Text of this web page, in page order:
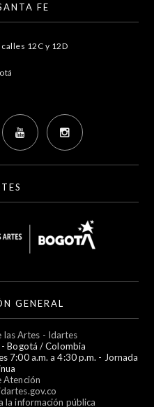
FE
12C y 12D
GENERAL
Artes - Idartes
Bogotá / Colombia
7:00 a.m. a 4:30 p.m. - Jornada
Atención
la información pública